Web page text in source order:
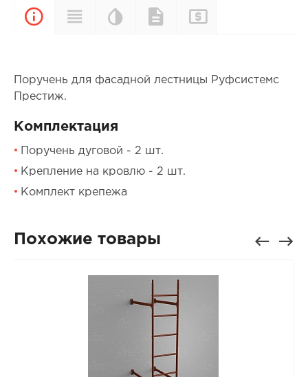
ОписаниеХарактеристики
Цветовая
палитра
Документы
Поручень для фасадной лестницы Руфсистемс
Престиж.
Комплектация
Поручень дуговой - 2 шт.
Крепление на кровлю - 2 шт.
Комплект крепежа
Похожие товары